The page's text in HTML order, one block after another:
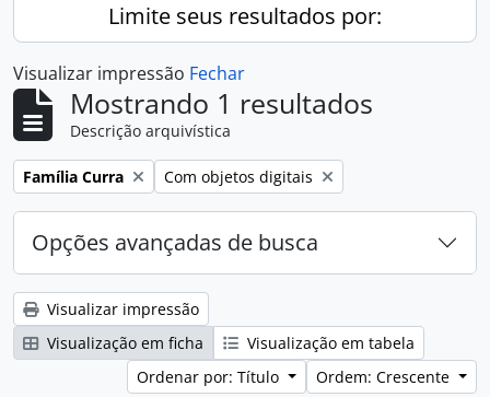
Limite seus resultados por:
Visualizar impressão Fechar
Mostrando 1 resultados
Descrição arquivística
Remover filtro:
Família Curra Remover filtro:
Com objetos digitais
Opções avançadas de busca
Visualizar impressão
Visualização em ficha
Visualização em tabela
Ordenar por: Título
Ordem: Crescente